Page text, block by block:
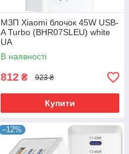
МЗП Xiaomi блочок 45W USB-
A Turbo (BHR07SLEU) white
UA
В наявності
812 ₴ 923 ₴
Купити
–12%